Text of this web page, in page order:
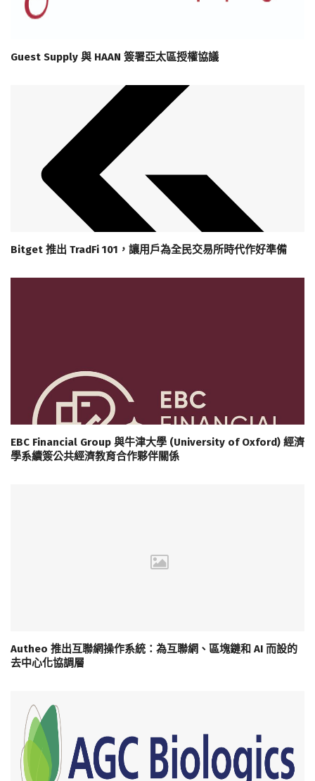
Guest Supply 與 HAAN 簽署亞太區授權協議
Bitget 推出 TradFi 101，讓用戶為全民交易所時代作好準備
EBC Financial Group 與牛津大學 (University of Oxford) 經濟
學系續簽公共經濟教育合作夥伴關係
Autheo 推出互聯網操作系統：為互聯網、區塊鏈和 AI 而設的
去中心化協調層